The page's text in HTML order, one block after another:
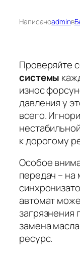
Написаноadminв
Проверяйте
системы
износ
давления у
всего.
к дорогому
Особое
передач – на
автомат
загрязнения
замена
ресурс.